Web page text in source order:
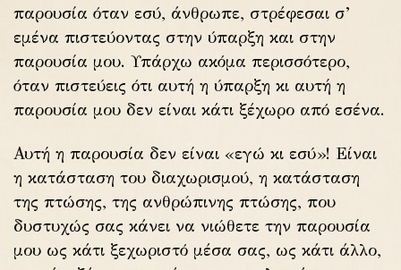
παρουσία όταν εσύ, άνθρωπε, στρέφεσαι σ’
εμένα πιστεύοντας στην ύπαρξη και στην
παρουσία μου. Υπάρχω ακόμα περισσότερο,
όταν πιστεύεις ότι αυτή η ύπαρξη κι αυτή η
παρουσία μου δεν είναι κάτι ξέχωρο από εσένα.
Αυτή η παρουσία δεν είναι «εγώ κι εσύ»! Είναι
η κατάσταση του διαχωρισμού, η κατάσταση
της πτώσης, της ανθρώπινης πτώσης, που
δυστυχώς σας κάνει να νιώθετε την παρουσία
μου ως κάτι ξεχωριστό μέσα σας, ως κάτι άλλο,